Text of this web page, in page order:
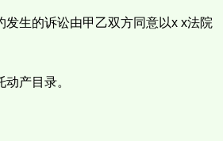
生的诉讼由甲乙双方同意以x x法院
产目录。